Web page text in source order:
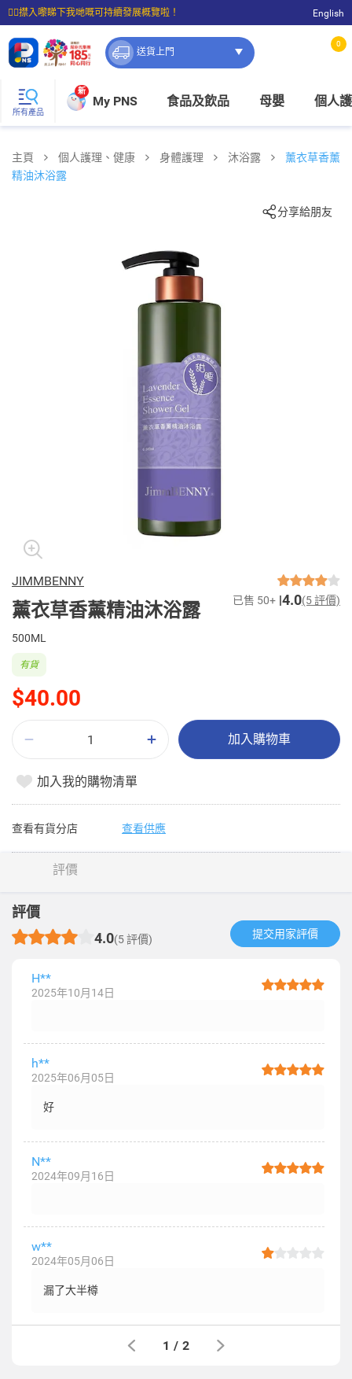
☝🏼㩒入嚟睇下我哋嘅可持續發展概覽啦！
⭐購物滿$399即享免費送貨；滿$100即可免費店取。
English
送貨上門
0
所有產品
新
My PNS 食品及飲品 母嬰 個人
主頁 個人護理、健康 身體護理 沐浴露
薰衣草香薰
精油沐浴露
分享給朋友
JIMMBENNY
薰衣草香薰精油沐浴露 已售 50+ 4.0(5 評價)
500ML
$40.00
有貨
加入購物車
加入我的購物清單
查看有貨分店 查看供應
評價
評價
4.0(5 評價) 提交用家評價​
H**
2025年10月14日
h**
2025年06月05日
好
N**
2024年09月16日
w**
2024年05月06日
漏了大半樽
1 / 2